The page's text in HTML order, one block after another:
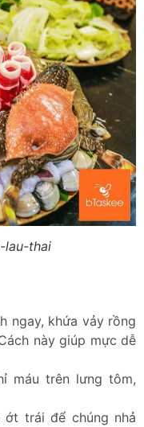
lau-thai
ngay, khứa vảy rồng
này giúp mực dễ
máu trên lưng tôm,
trái để chúng nhả